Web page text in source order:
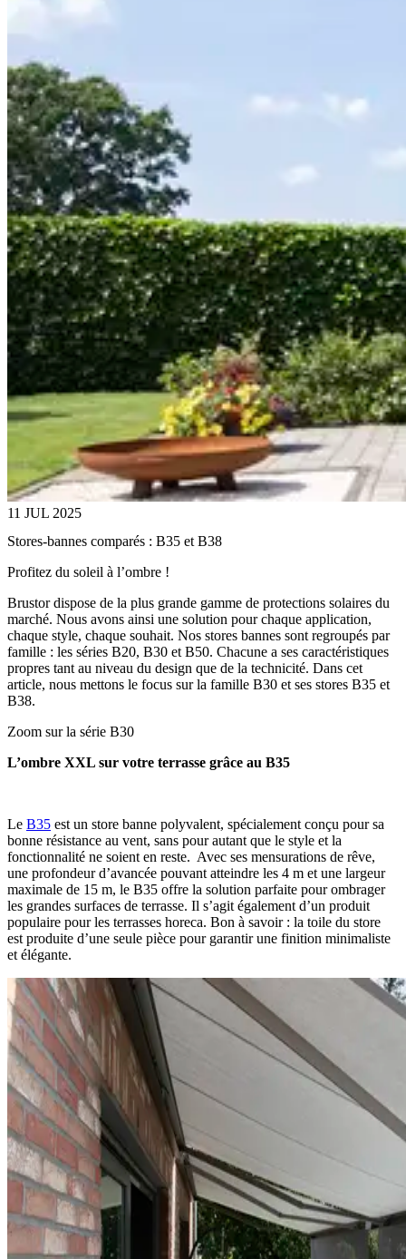
11 JUL 2025
Stores-bannes comparés : B35 et B38
Profitez du soleil à l’ombre !
Brustor dispose de la plus grande gamme de protections solaires du
marché. Nous avons ainsi une solution pour chaque application,
chaque style, chaque souhait. Nos stores bannes sont regroupés par
famille : les séries B20, B30 et B50. Chacune a ses caractéristiques
propres tant au niveau du design que de la technicité. Dans cet
article, nous mettons le focus sur la famille B30 et ses stores B35 et
B38.
Zoom sur la série B30
L’ombre XXL sur votre terrasse grâce au B35
Le B35 est un store banne polyvalent, spécialement conçu pour sa
bonne résistance au vent, sans pour autant que le style et la
fonctionnalité ne soient en reste. Avec ses mensurations de rêve,
une profondeur d’avancée pouvant atteindre les 4 m et une largeur
maximale de 15 m, le B35 offre la solution parfaite pour ombrager
les grandes surfaces de terrasse. Il s’agit également d’un produit
populaire pour les terrasses horeca. Bon à savoir : la toile du store
est produite d’une seule pièce pour garantir une finition minimaliste
et élégante.